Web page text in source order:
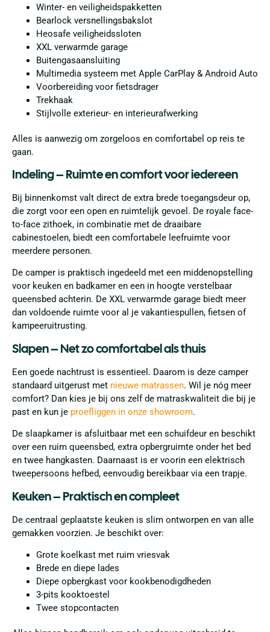
Winter- en veiligheidspakketten
Bearlock versnellingsbakslot
Heosafe veiligheidssloten
XXL verwarmde garage
Buitengasaansluiting
Multimedia systeem met Apple CarPlay & Android Auto
Voorbereiding voor fietsdrager
Trekhaak
Stijlvolle exterieur- en interieurafwerking
Alles is aanwezig om zorgeloos en comfortabel op reis te
gaan.
Indeling – Ruimte en comfort voor iedereen
Bij binnenkomst valt direct de extra brede toegangsdeur op,
die zorgt voor een open en ruimtelijk gevoel. De royale face-
to-face zithoek, in combinatie met de draaibare
cabinestoelen, biedt een comfortabele leefruimte voor
meerdere personen.
De camper is praktisch ingedeeld met een middenopstelling
voor keuken en badkamer en een in hoogte verstelbaar
queensbed achterin. De XXL verwarmde garage biedt meer
dan voldoende ruimte voor al je vakantiespullen, fietsen of
kampeeruitrusting.
Slapen – Net zo comfortabel als thuis
Een goede nachtrust is essentieel. Daarom is deze camper
standaard uitgerust met nieuwe matrassen. Wil je nóg meer
comfort? Dan kies je bij ons zelf de matraskwaliteit die bij je
past en kun je proefliggen in onze showroom.
De slaapkamer is afsluitbaar met een schuifdeur en beschikt
over een ruim queensbed, extra opbergruimte onder het bed
en twee hangkasten. Daarnaast is er voorin een elektrisch
tweepersoons hefbed, eenvoudig bereikbaar via een trapje.
Keuken – Praktisch en compleet
De centraal geplaatste keuken is slim ontworpen en van alle
gemakken voorzien. Je beschikt over:
Grote koelkast met ruim vriesvak
Brede en diepe lades
Diepe opbergkast voor kookbenodigdheden
3-pits kooktoestel
Twee stopcontacten